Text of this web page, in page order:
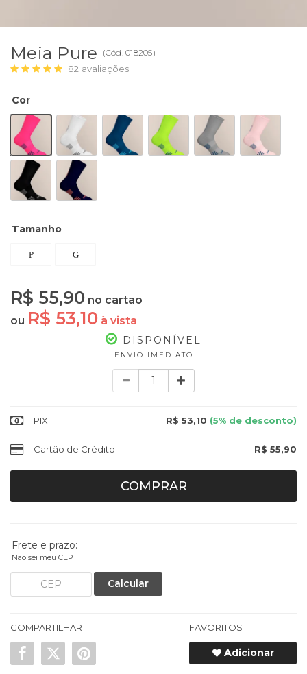
Meia Pure (Cód. 018205)
82 avaliações
Cor
Tamanho
P G
R$ 55,90 no cartão
ou R$ 53,10 à vista
DISPONÍVEL
ENVIO IMEDIATO
PIX R$ 53,10 (5% de desconto)
Cartão de Crédito R$ 55,90
COMPRAR
Frete e prazo:
Não sei meu CEP
Calcular
COMPARTILHAR FAVORITOS
Adicionar